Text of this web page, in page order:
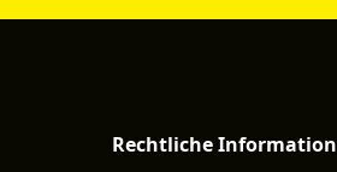
Rechtliche Information